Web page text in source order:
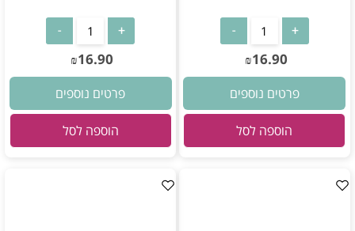
₪16.90
פרטים נוספים
הוספה לסל
₪16.90
פרטים נוספים
הוספה לסל